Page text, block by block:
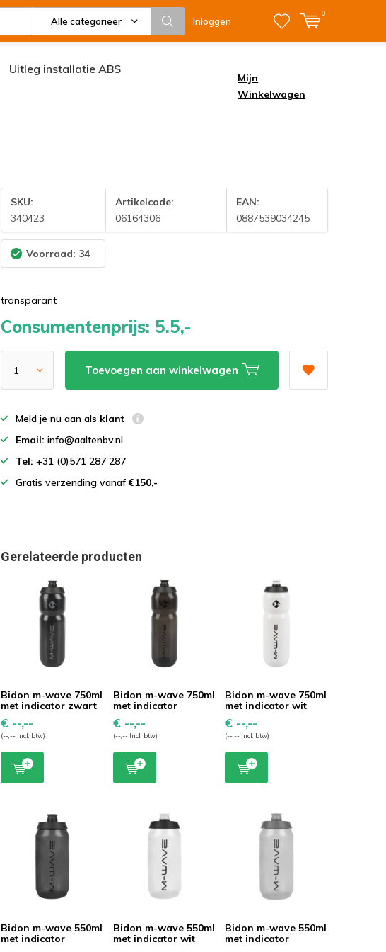
Alle categorieën Inloggen
0
Uitleg installatie ABS
Mijn
Winkelwagen
SKU:
340423
Artikelcode:
06164306
EAN:
0887539034245
Voorraad: 34
transparant
Consumentenprijs: 5.5,-
Toevoegen aan winkelwagen
Meld je nu aan als klant
Email: info@aaltenbv.nl
Tel: +31 (0)571 287 287
Gratis verzending vanaf€150,-
Gerelateerde producten
Bidon m-wave 750ml
met indicator zwart
€ --,--
(--,-- Incl. btw)
Bidon m-wave 750ml
met indicator
€ --,--
(--,-- Incl. btw)
Bidon m-wave 750ml
met indicator wit
€ --,--
(--,-- Incl. btw)
Bidon m-wave 550ml
met indicator
Bidon m-wave 550ml
met indicator wit
Bidon m-wave 550ml
met indicator